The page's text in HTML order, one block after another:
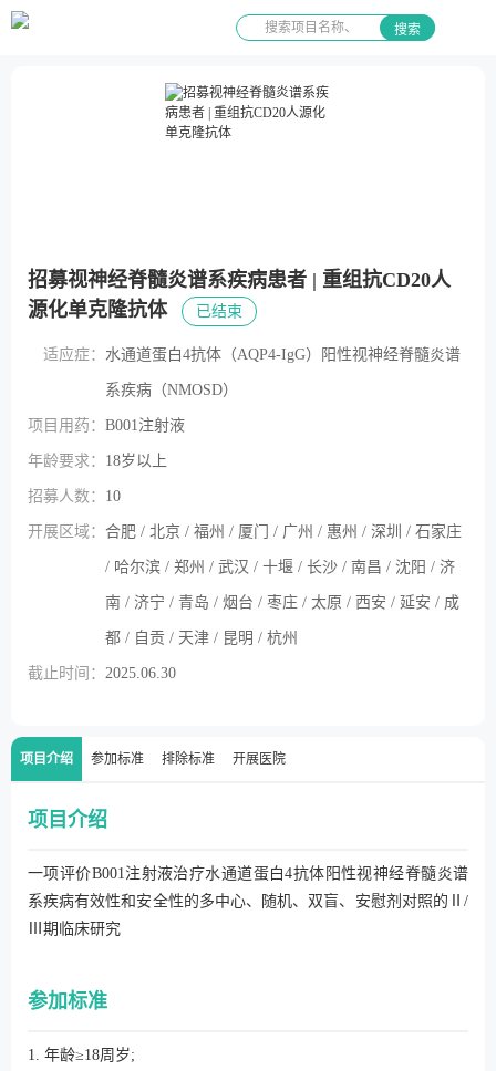
搜索
招募视神经脊髓炎谱系疾病患者 | 重组抗CD20人
源化单克隆抗体
已结束
适应症： 水通道蛋白4抗体（AQP4-IgG）阳性视神经脊髓炎谱
系疾病（NMOSD）
项目用药： B001注射液
年龄要求： 18岁以上
招募人数： 10
开展区域： 合肥 / 北京 / 福州 / 厦门 / 广州 / 惠州 / 深圳 / 石家庄
/ 哈尔滨 / 郑州 / 武汉 / 十堰 / 长沙 / 南昌 / 沈阳 / 济
南 / 济宁 / 青岛 / 烟台 / 枣庄 / 太原 / 西安 / 延安 / 成
都 / 自贡 / 天津 / 昆明 / 杭州
截止时间： 2025.06.30
项目介绍 参加标准 排除标准 开展医院
项目介绍
一项评价B001注射液治疗水通道蛋白4抗体阳性视神经脊髓炎谱
系疾病有效性和安全性的多中心、随机、双盲、安慰剂对照的Ⅱ/
Ⅲ期临床研究
参加标准
1. 年龄≥18周岁;